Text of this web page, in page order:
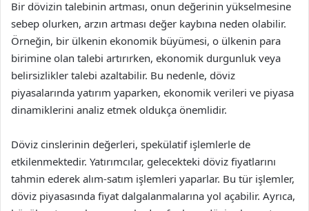
Bir dövizin talebinin artması, onun değerinin yükselmesine
sebep olurken, arzın artması değer kaybına neden olabilir.
Örneğin, bir ülkenin ekonomik büyümesi, o ülkenin para
birimine olan talebi artırırken, ekonomik durgunluk veya
belirsizlikler talebi azaltabilir. Bu nedenle, döviz
piyasalarında yatırım yaparken, ekonomik verileri ve piyasa
dinamiklerini analiz etmek oldukça önemlidir.
Döviz cinslerinin değerleri, spekülatif işlemlerle de
etkilenmektedir. Yatırımcılar, gelecekteki döviz fiyatlarını
tahmin ederek alım-satım işlemleri yaparlar. Bu tür işlemler,
döviz piyasasında fiyat dalgalanmalarına yol açabilir. Ayrıca,